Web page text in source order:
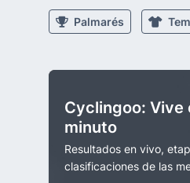
Palmarés
Cyclingoo: Vive
minuto
Resultados en vivo,
clasificaciones de las